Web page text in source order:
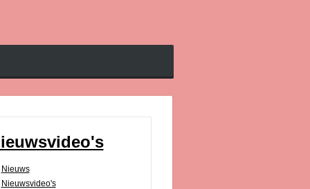
Nieuws
Nieuwsvideo's